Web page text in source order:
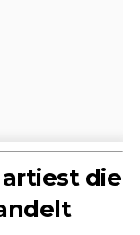
artiest die